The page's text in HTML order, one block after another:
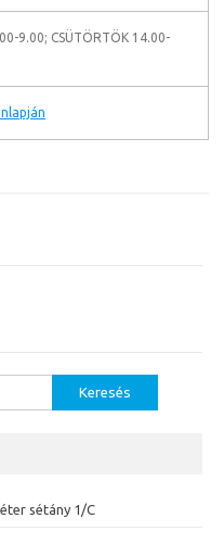
9.00; CSÜTÖRTÖK 14.00-
sétány 1/C